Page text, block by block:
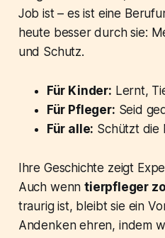
Job ist – es ist eine
heute besser durch sie:
und Schutz.
Für Kinder: Lernt,
Für Pfleger: Seid
Für alle: Schützt die
Ihre Geschichte zeigt
Auch wenntierpfleger
traurig ist, bleibt sie ein
Andenken ehren, indem